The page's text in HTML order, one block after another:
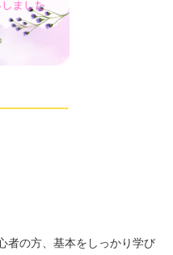
者の方、基本をしっかり学び